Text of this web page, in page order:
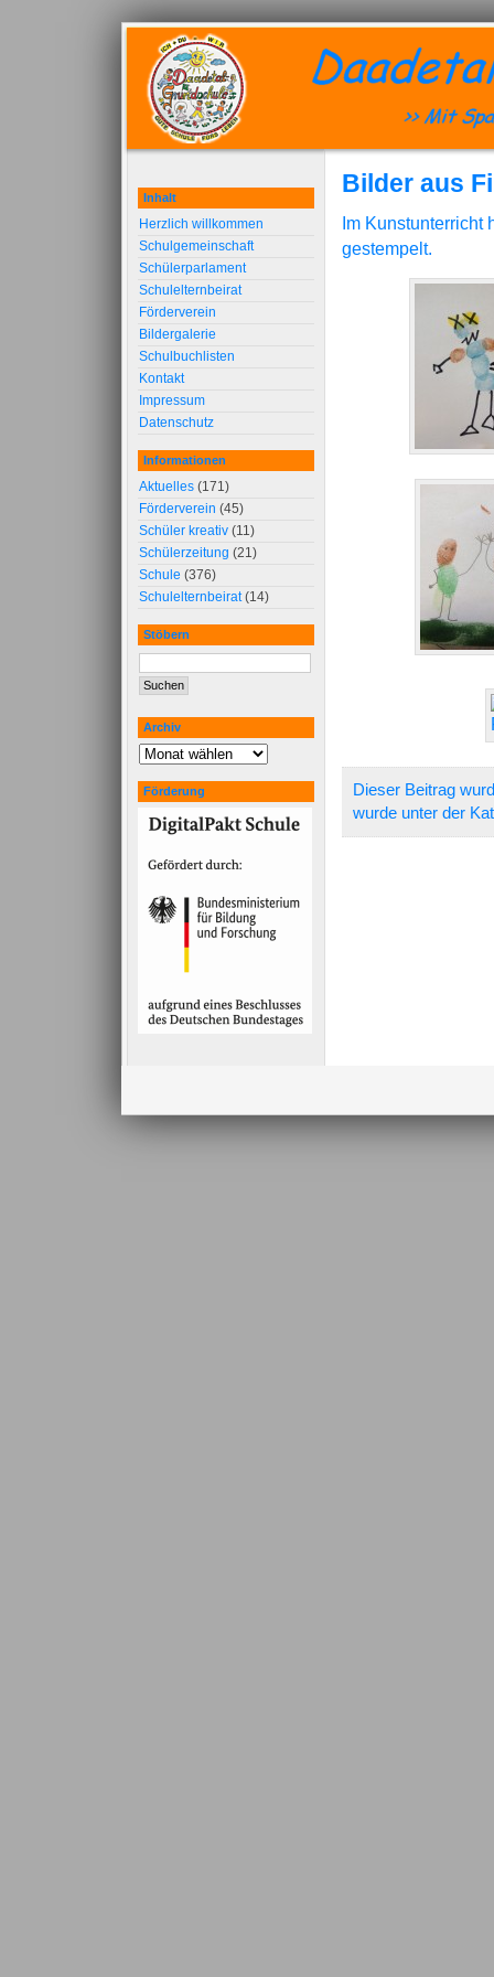
Bilder aus
Im Kunstunterricht
gestempelt.
Dieser Beitrag
wurde unter der
Inhalt
Herzlich willkommen
Schulgemeinschaft
Schülerparlament
Schulelternbeirat
Förderverein
Bildergalerie
Schulbuchlisten
Kontakt
Impressum
Datenschutz
Informationen
Aktuelles (171)
Förderverein (45)
Schüler kreativ (11)
Schülerzeitung (21)
Schule (376)
Schulelternbeirat(14)
Stöbern
Archiv
Förderung